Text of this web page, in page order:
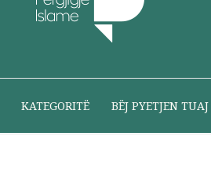
KATEGORITË BËJ PYETJEN TUAJ